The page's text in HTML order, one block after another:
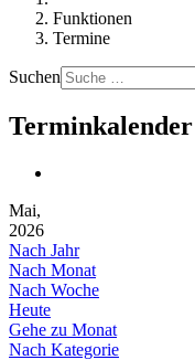
Funktionen
Termine
Suchen
Terminkalender
Mai,
2026
Nach Jahr
Nach Monat
Nach Woche
Heute
Gehe zu Monat
Nach Kategorie